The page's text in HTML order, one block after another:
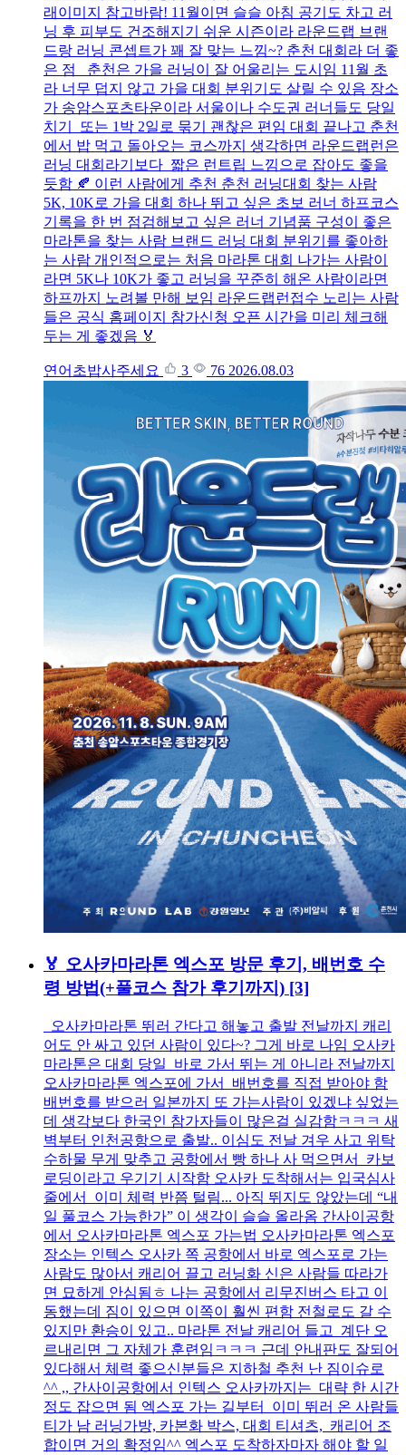
래이미지 참고바람! 11월이면 슬슬 아침 공기도 차고 러
닝 후 피부도 건조해지기 쉬운 시즌이라 라운드랩 브랜
드랑 러닝 콘셉트가 꽤 잘 맞는 느낌~? 춘천 대회라 더 좋
은 점 춘천은 가을 러닝이 잘 어울리는 도시임 11월 초
라 너무 덥지 않고 가을 대회 분위기도 살릴 수 있음 장소
가 송암스포츠타운이라 서울이나 수도권 러너들도 당일
치기 또는 1박 2일로 묶기 괜찮은 편임 대회 끝나고 춘천
에서 밥 먹고 돌아오는 코스까지 생각하면 라운드랩런은
러닝 대회라기보다 짧은 런트립 느낌으로 잡아도 좋을
듯함 🍂 이런 사람에게 추천 춘천 러닝대회 찾는 사람
5K, 10K로 가을 대회 하나 뛰고 싶은 초보 러너 하프코스
기록을 한 번 점검해보고 싶은 러너 기념품 구성이 좋은
마라톤을 찾는 사람 브랜드 러닝 대회 분위기를 좋아하
는 사람 개인적으로는 처음 마라톤 대회 나가는 사람이
라면 5K나 10K가 좋고 러닝을 꾸준히 해온 사람이라면
하프까지 노려볼 만해 보임 라운드랩런접수 노리는 사람
들은 공식 홈페이지 참가신청 오픈 시간을 미리 체크해
두는 게 좋겠음 🏅
연어초밥사주세요 3 76 2026.08.03
🏅 오사카마라톤 엑스포 방문 후기, 배번호 수
령 방법(+풀코스 참가 후기까지) [3]
오사카마라톤 뛰러 간다고 해놓고 출발 전날까지 캐리
어도 안 싸고 있던 사람이 있다~? 그게 바로 나임 오사카
마라톤은 대회 당일 바로 가서 뛰는 게 아니라 전날까지
오사카마라톤 엑스포에 가서 배번호를 직접 받아야 함
배번호를 받으러 일본까지 또 가는사람이 있겠냐 싶었는
데 생각보다 한국인 참가자들이 많은걸 실감함ㅋㅋㅋ 새
벽부터 인천공항으로 출발.. 이심도 전날 겨우 사고 위탁
수하물 무게 맞추고 공항에서 빵 하나 사 먹으면서 카보
로딩이라고 우기기 시작함 오사카 도착해서는 입국심사
줄에서 이미 체력 반쯤 털림... 아직 뛰지도 않았는데 “내
일 풀코스 가능한가” 이 생각이 슬슬 올라옴 간사이공항
에서 오사카마라톤 엑스포 가는법 오사카마라톤 엑스포
장소는 인텍스 오사카 쪽 공항에서 바로 엑스포로 가는
사람도 많아서 캐리어 끌고 러닝화 신은 사람들 따라가
면 묘하게 안심됨ㅎ 나는 공항에서 리무진버스 타고 이
동했는데 짐이 있으면 이쪽이 훨씬 편함 전철로도 갈 수
있지만 환승이 있고.. 마라톤 전날 캐리어 들고 계단 오
르내리면 그 자체가 훈련임ㅋㅋㅋ 근데 안내판도 잘되어
있다해서 체력 좋으신분들은 지하철 추천 난 짐이슈로
^^ ,, 간사이공항에서 인텍스 오사카까지는 대략 한 시간
정도 잡으면 됨 엑스포 가는 길부터 이미 뛰러 온 사람들
티가 남 러닝가방, 카본화 박스, 대회 티셔츠, 캐리어 조
합이면 거의 확정임^^ 엑스포 도착하자마자 해야 할 일